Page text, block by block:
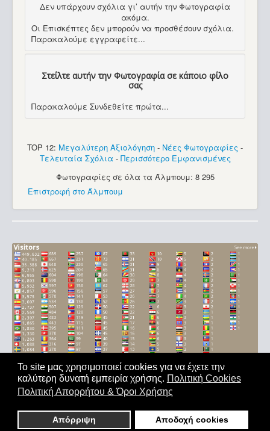
Το site μας χρησιμοποιεί cookies για να έχετε την
καλύτερη δυνατή εμπειρία χρήσης. Πολιτική Cookies
Πολιτική Απορρήτου & Όροι Χρήσης
Απόρριψη Αποδοχή cookies
Δεν υπάρχουν σχόλια γι’ αυτήν την Φωτογραφία
ακόμα.
Οι Επισκέπτες δεν μπορούν να προσθέσουν σχόλια.
Παρακαλούμε εγγραφείτε...
Στείλτε αυτήν την Φωτογραφία σε κάποιο φίλο
σας
Παρακαλούμε Συνδεθείτε πρώτα...
TOP 12: Μεγαλύτερη Αξιολόγηση - Νέες Φωτογραφίες -
Τελευταία Σχόλια - Περισσότερο Εμφανισμένες
Φωτογραφίες σε όλα τα Άλμπουμ: 8 295
Επιστροφή στο Άλμπουμ
Αρχική|'Οροι Χρήσης|Επικοινωνία
παντός δικαιώματος